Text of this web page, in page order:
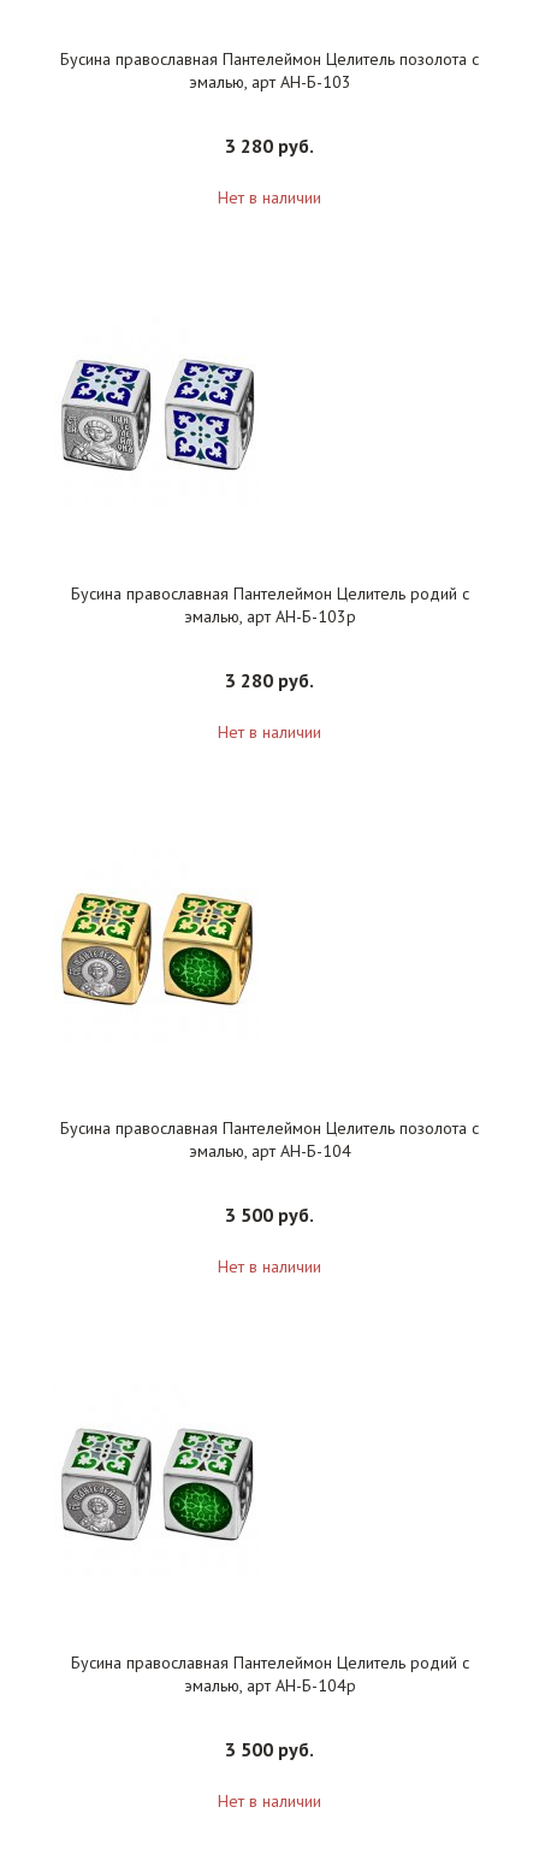
Бусина православная Пантелеймон Целитель позолота с
эмалью, арт АН-Б-103
3 280 руб.
Нет в наличии
Бусина православная Пантелеймон Целитель родий с
эмалью, арт АН-Б-103р
3 280 руб.
Нет в наличии
Бусина православная Пантелеймон Целитель позолота с
эмалью, арт АН-Б-104
3 500 руб.
Нет в наличии
Бусина православная Пантелеймон Целитель родий с
эмалью, арт АН-Б-104р
3 500 руб.
Нет в наличии